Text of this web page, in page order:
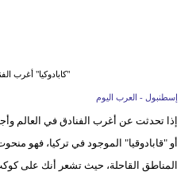
"كابادوكيا" أغرب
إسطنبول - العرب اليوم
إذا تحدثت عن أغرب الفنادق في العالم
أو "قابادوقيا" الموجود في تركيا، فهو
المناطق القاحلة، حيث تشعر أنك على